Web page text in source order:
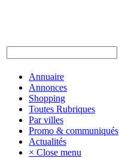
Annuaire
Annonces
Shopping
Toutes Rubriques
Par villes
Promo & communiqués
Actualités
× Close menu